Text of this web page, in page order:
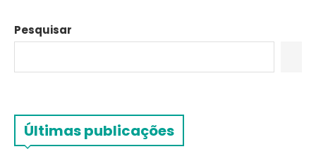
Pesquisar
Últimas publicações